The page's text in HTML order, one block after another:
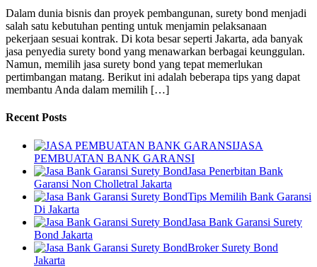
Dalam dunia bisnis dan proyek pembangunan, surety bond menjadi
salah satu kebutuhan penting untuk menjamin pelaksanaan
pekerjaan sesuai kontrak. Di kota besar seperti Jakarta, ada banyak
jasa penyedia surety bond yang menawarkan berbagai keunggulan.
Namun, memilih jasa surety bond yang tepat memerlukan
pertimbangan matang. Berikut ini adalah beberapa tips yang dapat
membantu Anda dalam memilih […]
Recent Posts
JASA
PEMBUATAN BANK GARANSI
Jasa Penerbitan Bank
Garansi Non Cholletral Jakarta
Tips Memilih Bank Garansi
Di Jakarta
Jasa Bank Garansi Surety
Bond Jakarta
Broker Surety Bond
Jakarta